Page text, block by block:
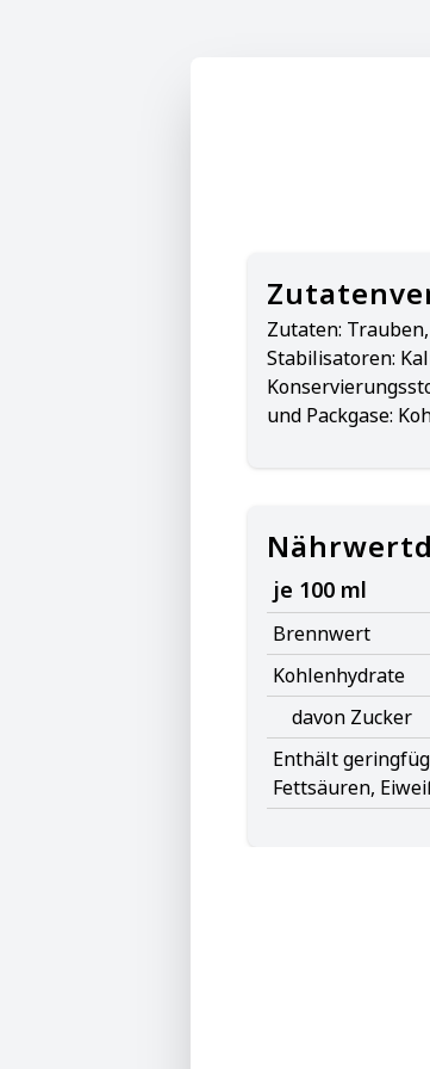
Zutaten:
Stabilisatoren:
und Packgase:
je 100 ml
Brennwert
Kohlenhydrate
davon Zucker
Enthält
Fettsäuren,